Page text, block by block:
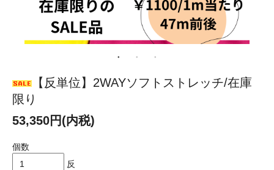
【反単位】2WAYソフトストレッチ/在庫
限り
53,350円(内税)
個数
反